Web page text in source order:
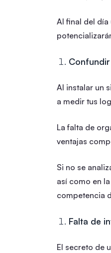
Al final del día
Al instalar un
a medir tus
La falta de
ventajas
Si no se
así como en
competencia
Falta de
El secreto de